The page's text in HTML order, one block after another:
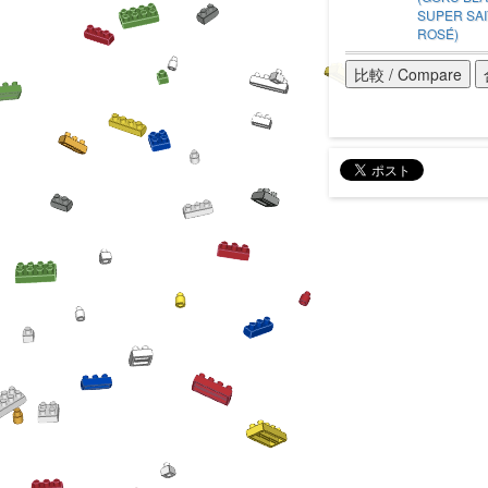
SUPER
ROSÉ)
比較 / Compare